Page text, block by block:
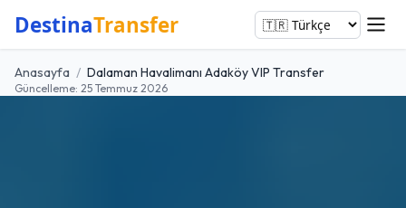
DestinaTransfer
Anasayfa / Dalaman Havalimanı Adaköy VIP Transfer
Güncelleme: 25 Temmuz 2026